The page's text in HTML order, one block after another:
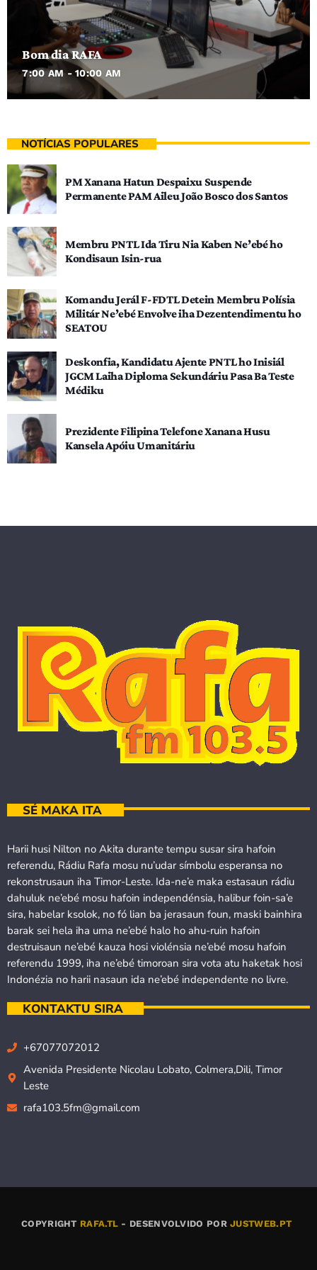
Bom dia RAFA
7:00 AM - 10:00 AM
NOTÍCIAS POPULARES
PM Xanana Hatun Despaixu Suspende
Permanente PAM Aileu João Bosco dos Santos
Membru PNTL Ida Tiru Nia Kaben Ne’ebé ho
Kondisaun Isin-rua
Komandu Jerál F-FDTL Detein Membru Polísia
Militár Ne’ebé Envolve iha Dezentendimentu ho
SEATOU
Deskonfia, Kandidatu Ajente PNTL ho Inisiál
JGCM Laiha Diploma Sekundáriu Pasa Ba Teste
Médiku
Prezidente Filipina Telefone Xanana Husu
Kansela Apóiu Umanitáriu
SÉ MAKA ITA
Harii husi Nilton no Akita durante tempu susar sira hafoin
referendu, Rádiu Rafa mosu nu’udar símbolu esperansa no
rekonstrusaun iha Timor-Leste. Ida-ne’e maka estasaun rádiu
dahuluk ne’ebé mosu hafoin independénsia, halibur foin-sa’e
sira, habelar ksolok, no fó lian ba jerasaun foun, maski bainhira
barak sei hela iha uma ne’ebé halo ho ahu-ruin hafoin
destruisaun ne’ebé kauza hosi violénsia ne’ebé mosu hafoin
referendu 1999, iha ne’ebé timoroan sira vota atu haketak hosi
Indonézia no harii nasaun ida ne’ebé independente no livre.
KONTAKTU SIRA
+67077072012
Avenida Presidente Nicolau Lobato, Colmera,Dili, Timor
Leste
rafa103.5fm@gmail.com
COPYRIGHT RAFA.TL - DESENVOLVIDO PORJUSTWEB.PT